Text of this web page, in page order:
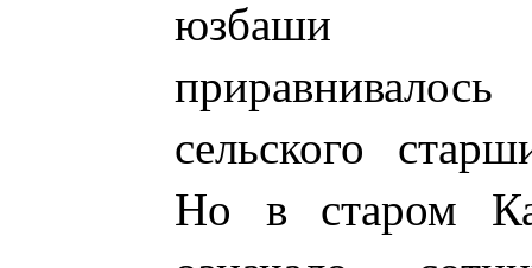
юзбаши
сельского
Но в старом